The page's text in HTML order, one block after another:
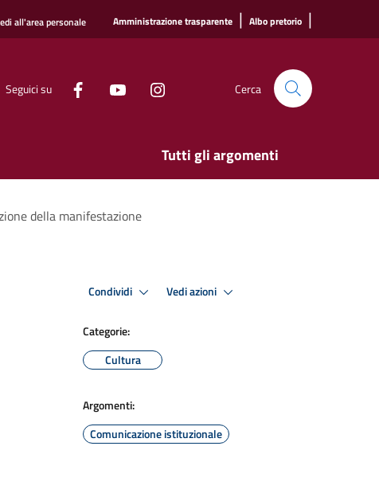
all'area personale Amministrazione trasparente | Albo pretorio |
Seguici su Cerca
Tutti gli argomenti
della manifestazione
Condividi Vedi azioni
Categorie:
Cultura
Argomenti:
Comunicazione istituzionale